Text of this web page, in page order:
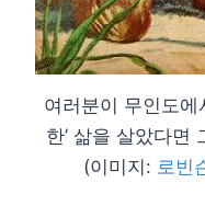
여러분이 무인도에
한’ 삶을 살았다면
(이미지: 로빈